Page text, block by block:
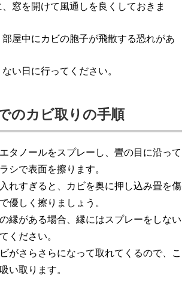
窓を開けて風通しを良くしておきま
屋中にカビの胞子が飛散する恐れがあ
い日に行ってください。
のカビ取りの手順
タノールをスプレーし、畳の目に沿って
シで表面を擦ります。
れすぎると、カビを奥に押し込み畳を傷
優しく擦りましょう。
縁がある場合、縁にはスプレーをしない
ください。
がさらさらになって取れてくるので、こ
い取ります。